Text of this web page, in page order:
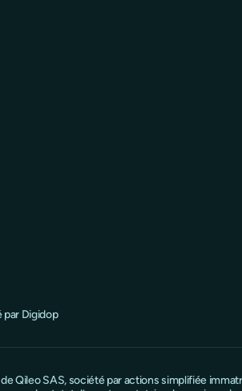
par Digidop
Qileo SAS, société par actions simplifiée